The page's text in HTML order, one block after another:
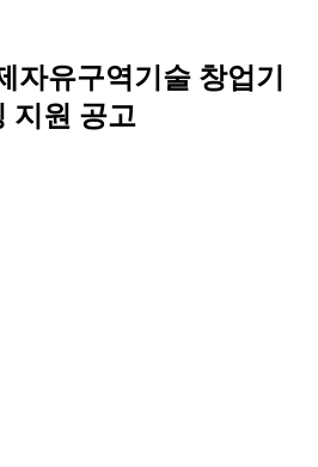
자유구역기술 창업기
지원 공고